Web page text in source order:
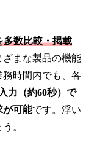
多数比較・掲載
ざまな製品の機能
時間内でも、各
力（約60秒）で
が可能です。浮い
。